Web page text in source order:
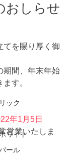
ック
ワイト
ール
おしらせ
てを賜り厚く御
期間、年末年始
す。
年1月5日
営業いたしま